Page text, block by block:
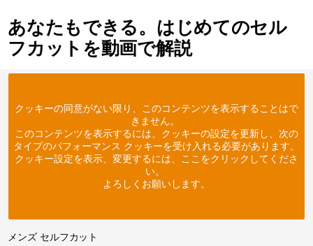
あなたもできる。はじめてのセル
フカットを動画で解説
クッキーの同意がない限り、このコンテンツを表示することはで
きません。
このコンテンツを表示するには、クッキーの設定を更新し、次の
タイプのパフォーマンス クッキーを受け入れる必要があります。
クッキー設定を表示、変更するには、ここをクリックしてくださ
い。
よろしくお願いします。
メンズ セルフカット